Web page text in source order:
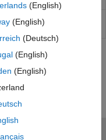
and extract metrics for
(Since R2024b)
information?
(English)
(English)
(Deutsch)
(English)
(English)